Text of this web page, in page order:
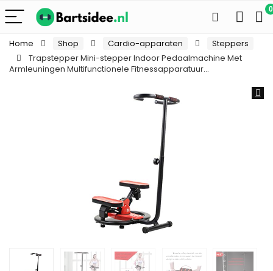
0
Home Shop Cardio-apparaten
Steppers
Trapstepper Mini-stepper Indoor Pedaalmachine Met
Armleuningen Multifunctionele Fitnessapparatuur…